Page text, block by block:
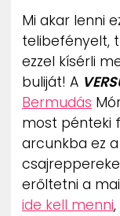
Mi akar lenni
telibefényelt,
ezzel kísérli
buliját! A
Bermudás
most pénteki
arcunkba ez
erőltetni a
ide kell menni